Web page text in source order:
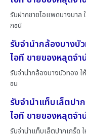
รับฝากขายไอแพดบางบาล
กชนิ
รับจำนำกล้องบางบั
ไอที ขายของหลุดจ
รับจำนำกล้องบางบัวทอง ใ
ชน
รับจำนำแท็บเล็ตปา
ไอที ขายของหลุดจ
รับจำนำแท็บเล็ตปากเกร็ด